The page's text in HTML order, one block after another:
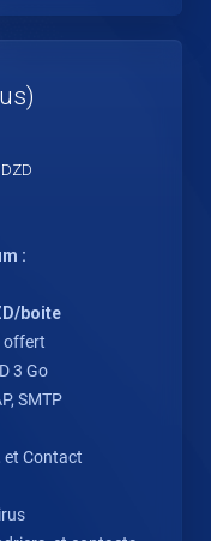
DZD
:
boite
offert
3 Go
SMTP
et Contact